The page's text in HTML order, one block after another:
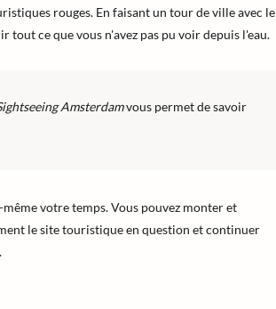
rouges. En faisant un tour de ville avec le
tout ce que vous n'avez pas pu voir depuis l'eau.
Amsterdamvous permet de savoir
votre temps. Vous pouvez monter et
le site touristique en question et continuer
.